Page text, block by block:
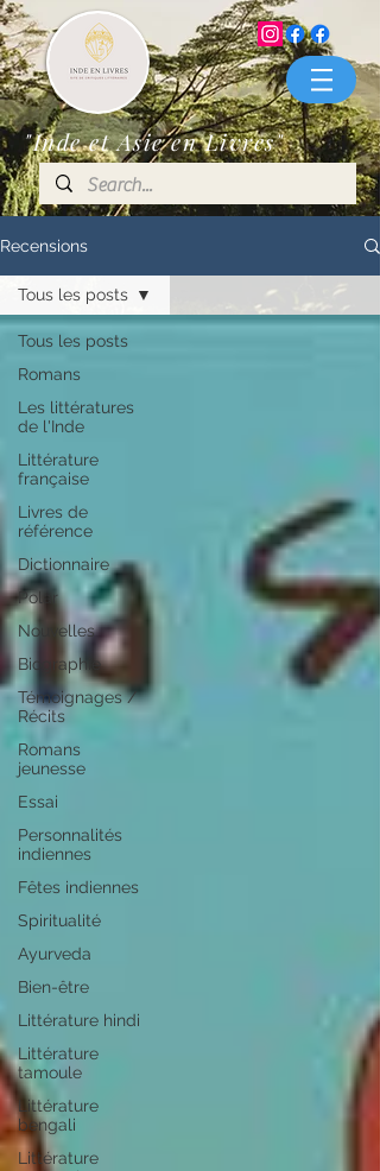
"Inde et Asie en Livres"
Recensions
Tous les posts
Romans
Les littératures
de l'Inde
Littérature
française
Livres de
référence
Dictionnaire
Polar
Nouvelles
Biographie
Témoignages /
Récits
Romans
jeunesse
Essai
Personnalités
indiennes
Fêtes indiennes
Spiritualité
Ayurveda
Bien-être
Littérature hindi
Littérature
tamoule
Littérature
bengali
Littérature
Tous les posts